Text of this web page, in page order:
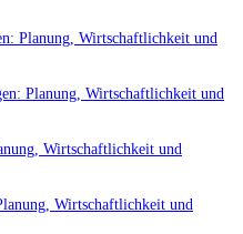
Planung, Wirtschaftlichkeit und
Planung, Wirtschaftlichkeit und
Wirtschaftlichkeit und
Wirtschaftlichkeit und